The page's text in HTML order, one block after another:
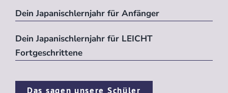
Dein Japanischlernjahr für Anfänger
Dein Japanischlernjahr für LEICHT
Fortgeschrittene
Das sagen unsere Schüler